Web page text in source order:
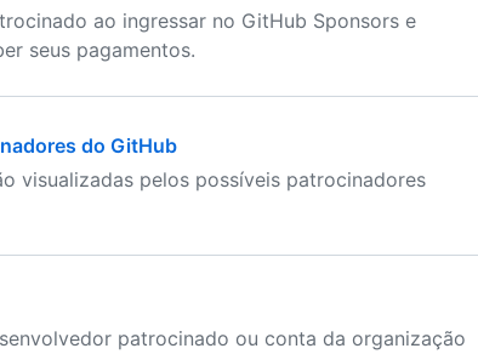
ao ingressar no GitHub Sponsors e
seus pagamentos.
do GitHub
visualizadas pelos possíveis patrocinadores
patrocinado ou conta da organização